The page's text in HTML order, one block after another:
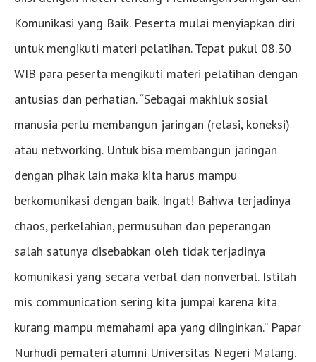
Komunikasi yang Baik. Peserta mulai menyiapkan diri
untuk mengikuti materi pelatihan. Tepat pukul 08.30
WIB para peserta mengikuti materi pelatihan dengan
antusias dan perhatian. “Sebagai makhluk sosial
manusia perlu membangun jaringan (relasi, koneksi)
atau networking. Untuk bisa membangun jaringan
dengan pihak lain maka kita harus mampu
berkomunikasi dengan baik. Ingat! Bahwa terjadinya
chaos, perkelahian, permusuhan dan peperangan
salah satunya disebabkan oleh tidak terjadinya
komunikasi yang secara verbal dan nonverbal. Istilah
mis communication sering kita jumpai karena kita
kurang mampu memahami apa yang diinginkan.” Papar
Nurhudi pemateri alumni Universitas Negeri Malang.